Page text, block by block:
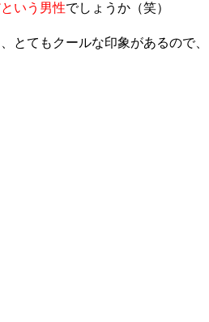
いう男性でしょうか（笑）
とてもクールな印象があるので、